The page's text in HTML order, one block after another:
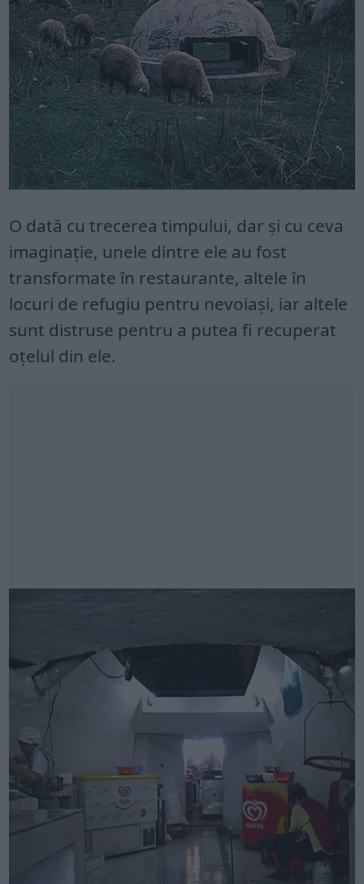
O dată cu trecerea timpului, dar şi cu ceva
imaginaţie, unele dintre ele au fost
transformate în restaurante, altele în
locuri de refugiu pentru nevoiaşi, iar altele
sunt distruse pentru a putea fi recuperat
oţelul din ele.